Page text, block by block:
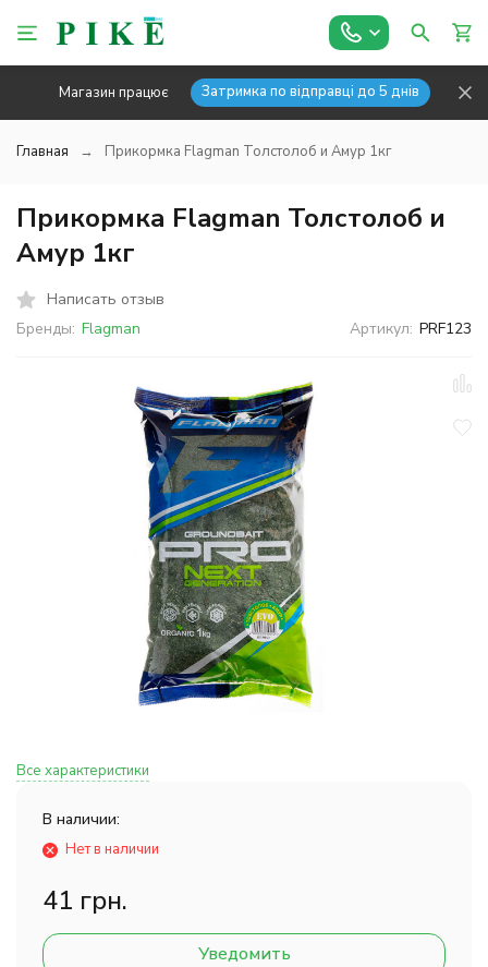
Магазин працює Затримка по відправці до 5 днів
Главная Прикормка Flagman Толстолоб и Амур 1кг
Прикормка Flagman Толстолоб и
Амур 1кг
Написать отзыв
Бренды: Flagman Артикул: PRF123
Все характеристики
В наличии:
Нет в наличии
41 грн.
Уведомить